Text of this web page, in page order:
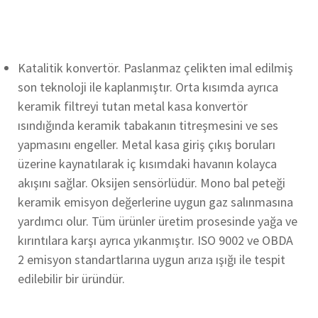
Katalitik konvertör. Paslanmaz çelikten imal edilmiş
son teknoloji ile kaplanmıştır. Orta kısımda ayrıca
keramik filtreyi tutan metal kasa konvertör
ısındığında keramik tabakanın titreşmesini ve ses
yapmasını engeller. Metal kasa giriş çıkış boruları
üzerine kaynatılarak iç kısımdaki havanın kolayca
akışını sağlar. Oksijen sensörlüdür. Mono bal peteği
keramik emisyon değerlerine uygun gaz salınmasına
yardımcı olur. Tüm ürünler üretim prosesinde yağa ve
kırıntılara karşı ayrıca yıkanmıştır. ISO 9002 ve OBDA
2 emisyon standartlarına uygun arıza ışığı ile tespit
edilebilir bir üründür.